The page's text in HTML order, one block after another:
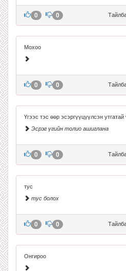
0 0
Мохоо
0 0
Үгээс тэс өөр эсэргүүцүүлсэн утгатай
Эсрэг үгийн толио ашиглана
0 0
тус
тус болох
0 0
Онгироо